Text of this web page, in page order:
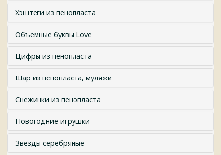
Хэштеги из пенопласта
Объемные буквы Love
Цифры из пенопласта
Шар из пенопласта, муляжи
Снежинки из пенопласта
Новогодние игрушки
Звезды серебряные